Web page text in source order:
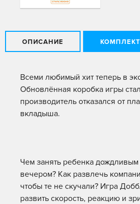
ОПИСАНИЕ
Всеми любимый хит теперь в
Обновлённая коробка игры
производитель отказался от
вкладыша.
Чем занять ребенка
вечером? Как развлечь
чтобы те не скучали? Игра
развить скорость, реакцию и